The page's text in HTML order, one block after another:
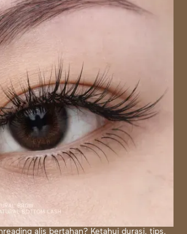
alis bertahan? Ketahui durasi, tips,